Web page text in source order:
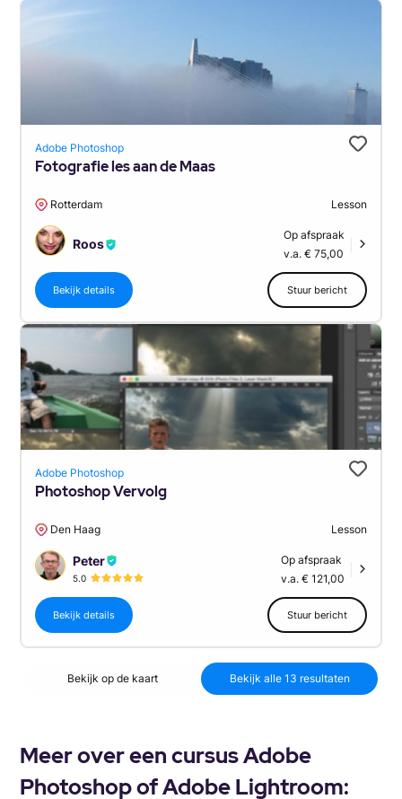
Adobe Photoshop
Fotografie les aan de Maas
Rotterdam Lesson
Roos
Op afspraak
v.a. € 75,00
Bekijk details Stuur bericht
Adobe Photoshop
Photoshop Vervolg
Den Haag Lesson
Peter
5.0
Op afspraak
v.a. € 121,00
Bekijk details Stuur bericht
Bekijk op de kaart Bekijk alle 13 resultaten
Meer over een cursus Adobe
Photoshop of Adobe Lightroom: